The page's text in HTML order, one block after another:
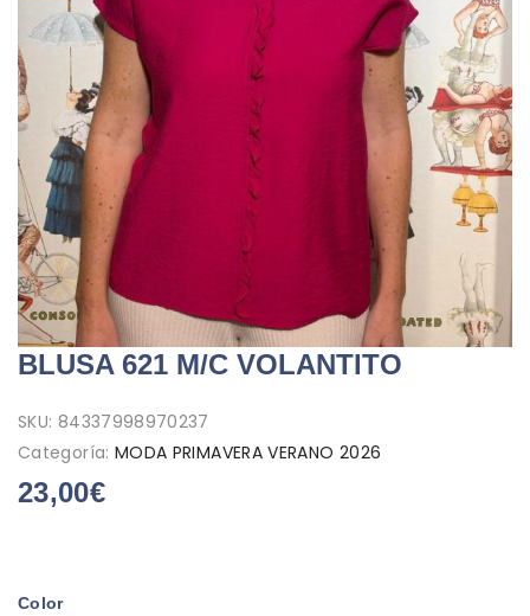
BLUSA 621 M/C VOLANTITO
SKU: 84337998970237
Categoría: MODA PRIMAVERA VERANO 2026
23,00€
Color